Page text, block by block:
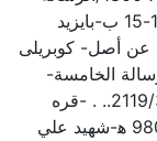
السادسة عشرة 715 ه‍، 1696/ 1-15 ب-بايزيد
782 ه‍ منقول عن أصل- كوبريلى
196، 739 ه‍.715/الرسالة الخامسة-
فيض اللّه 2161/104-111 ب، 2119/31.. . -قره
جلبى زاد ه‍ 345/113 ب-138، 980 ه‍-شهيد علي